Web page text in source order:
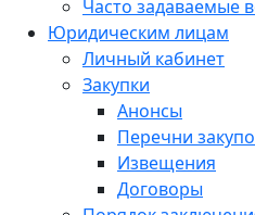
Часто задаваемые
Юридическим лицам
Личный кабинет
Закупки
Анонсы
Перечни
Извещения
Договоры